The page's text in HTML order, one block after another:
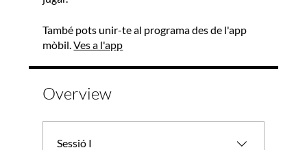
També pots unir-te al programa des de l'app
mòbil. Ves a l'app
Overview
Sessió I